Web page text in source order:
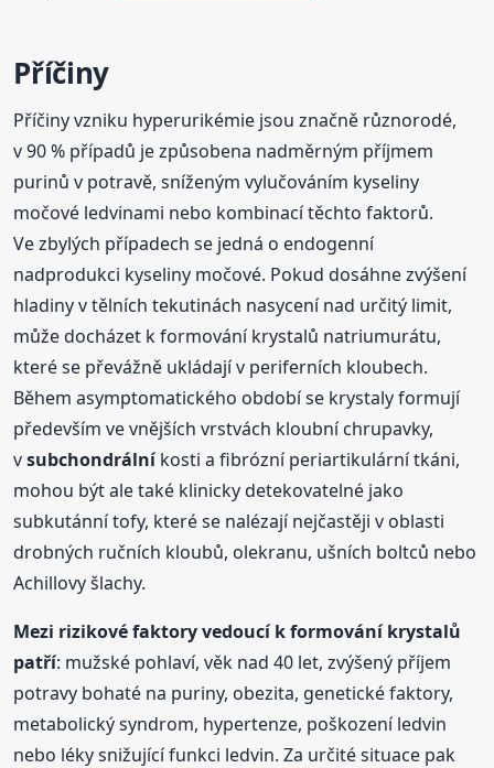
Příčiny
Příčiny vzniku hyperurikémie jsou značně různorodé,
v 90 % případů je způsobena nadměrným příjmem
purinů v potravě, sníženým vylučováním kyseliny
močové ledvinami nebo kombinací těchto faktorů.
Ve zbylých případech se jedná o endogenní
nadprodukci kyseliny močové. Pokud dosáhne zvýšení
hladiny v tělních tekutinách nasycení nad určitý limit,
může docházet k formování krystalů natriumurátu,
které se převážně ukládají v periferních kloubech.
Během asymptomatického období se krystaly formují
především ve vnějších vrstvách kloubní chrupavky,
vsubchondrálníkosti a fibrózní periartikulární tkáni,
mohou být ale také klinicky detekovatelné jako
subkutánní tofy, které se nalézají nejčastěji v oblasti
drobných ručních kloubů, olekranu, ušních boltců nebo
Achillovy šlachy.
Mezi rizikové faktory vedoucí k formování krystalů
patří: mužské pohlaví, věk nad 40 let, zvýšený příjem
potravy bohaté na puriny, obezita, genetické faktory,
metabolický syndrom, hypertenze, poškození ledvin
nebo léky snižující funkci ledvin. Za určité situace pak